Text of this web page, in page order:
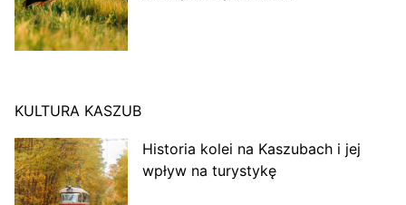
KULTURA KASZUB
Historia kolei na Kaszubach i jej
wpływ na turystykę